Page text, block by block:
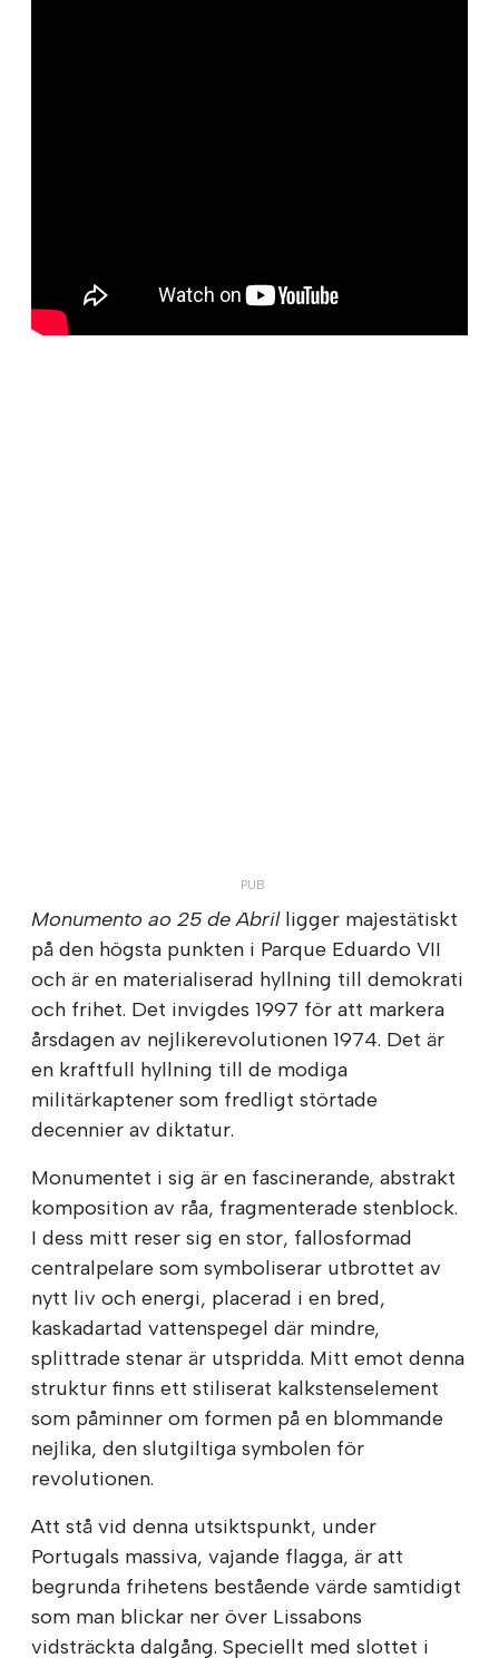
Monumento ao 25 de Abril ligger majestätiskt
på den högsta punkten i Parque Eduardo VII
och är en materialiserad hyllning till demokrati
och frihet. Det invigdes 1997 för att markera
årsdagen av nejlikerevolutionen 1974. Det är
en kraftfull hyllning till de modiga
militärkaptener som fredligt störtade
decennier av diktatur.
Monumentet i sig är en fascinerande, abstrakt
komposition av råa, fragmenterade stenblock.
I dess mitt reser sig en stor, fallosformad
centralpelare som symboliserar utbrottet av
nytt liv och energi, placerad i en bred,
kaskadartad vattenspegel där mindre,
splittrade stenar är utspridda. Mitt emot denna
struktur finns ett stiliserat kalkstenselement
som påminner om formen på en blommande
nejlika, den slutgiltiga symbolen för
revolutionen.
Att stå vid denna utsiktspunkt, under
Portugals massiva, vajande flagga, är att
begrunda frihetens bestående värde samtidigt
som man blickar ner över Lissabons
vidsträckta dalgång. Speciellt med slottet i